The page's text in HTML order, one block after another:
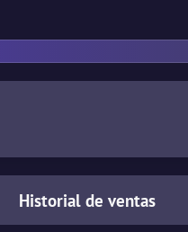
Historial de ventas